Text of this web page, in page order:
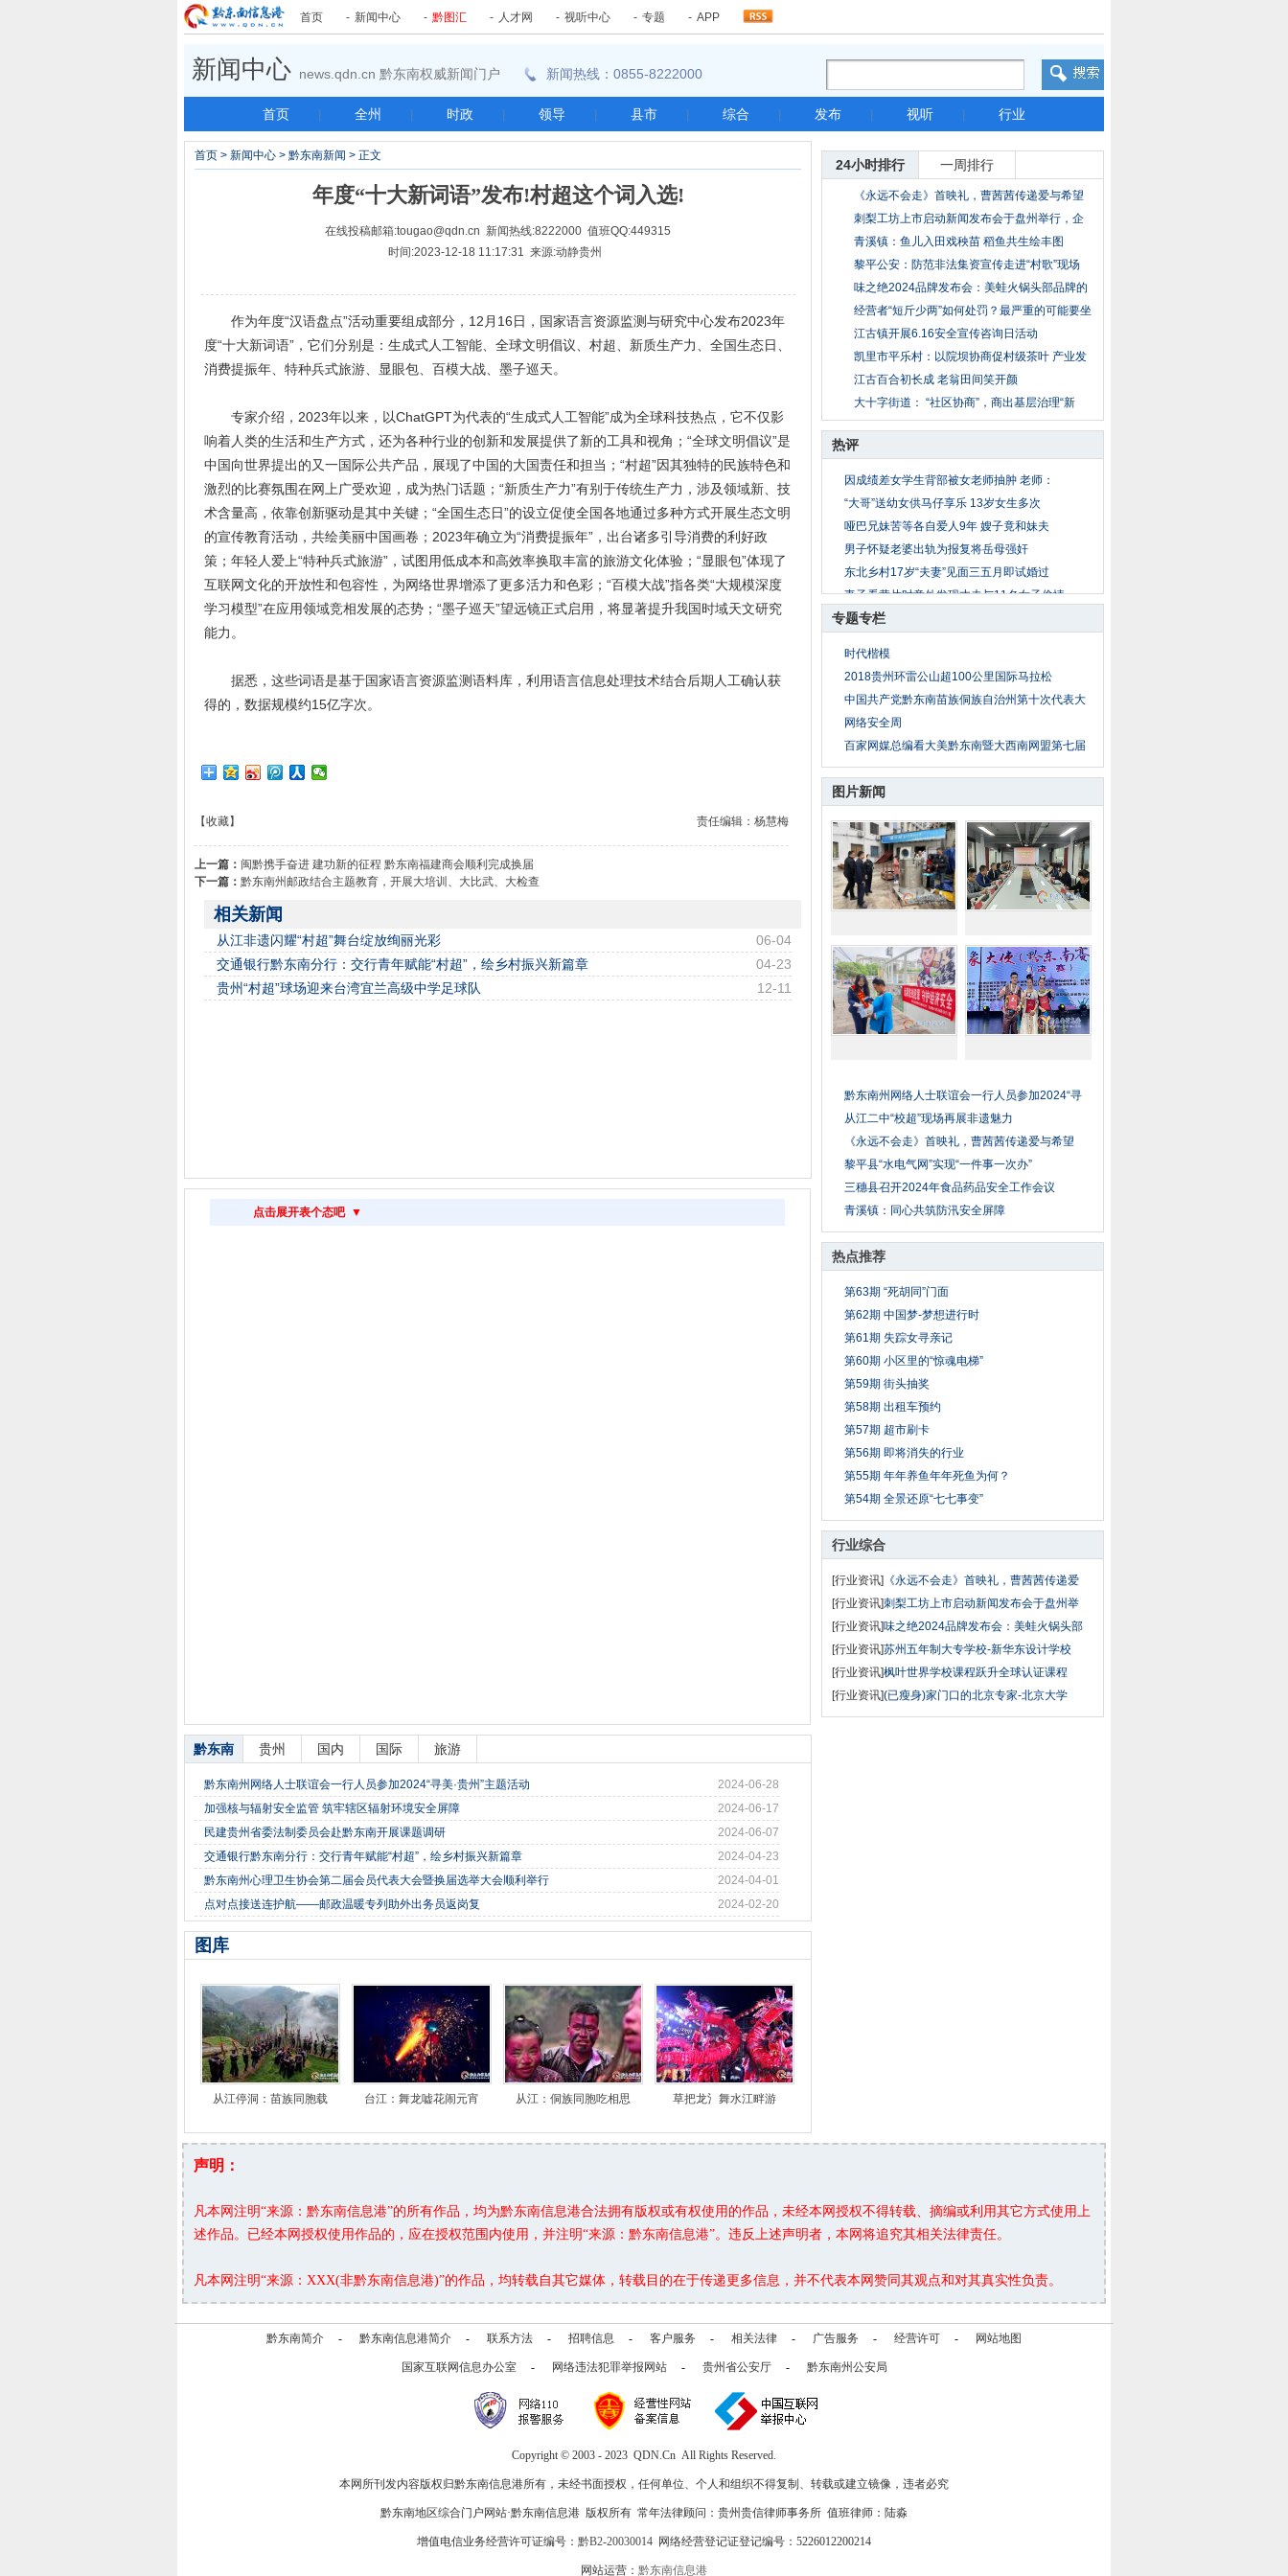
首页 - 新闻中心 - 黔图汇 - 人才网 - 视听中心 - 专题 - APP
新闻中心 news.qdn.cn 黔东南权威新闻门户 新闻热线：0855-8222000
首页 | 全州 | 时政 | 领导 | 县市 | 综合 | 发布 | 视听 | 行业
24小时排行 一周排行
《永远不会走》首映礼，曹茜茜传递爱与希望
刺梨工坊上市启动新闻发布会于盘州举行，企
业计
青溪镇：鱼儿入田戏秧苗 稻鱼共生绘丰图
黎平公安：防范非法集资宣传走进“村歌”现场
味之绝2024品牌发布会：美蛙火锅头部品牌的
破局
经营者“短斤少两”如何处罚？最严重的可能要坐
江古镇开展6.16安全宣传咨询日活动
凯里市平乐村：以院坝协商促村级茶叶 产业发
展
江古百合初长成 老翁田间笑开颜
大十字街道： “社区协商”，商出基层治理“新
热评
因成绩差女学生背部被女老师抽肿 老师：
“大哥”送幼女供马仔享乐 13岁女生多次
哑巴兄妹苦等各自爱人9年 嫂子竟和妹夫
男子怀疑老婆出轨为报复将岳母强奸
东北乡村17岁“夫妻”见面三五月即试婚过
妻子看黄片时意外发现丈夫与11名女子偷情
8岁女童放暑假到外地找父母 被爷爷两次
专题专栏
时代楷模
2018贵州环雷公山超100公里国际马拉松
中国共产党黔东南苗族侗族自治州第十次代表大
网络安全周
百家网媒总编看大美黔东南暨大西南网盟第七届
图片新闻
黔东南州网络人士联谊会一行人员参加2024“寻
从江二中“校超”现场再展非遗魅力
《永远不会走》首映礼，曹茜茜传递爱与希望
黎平县“水电气网”实现“一件事一次办”
三穗县召开2024年食品药品安全工作会议
青溪镇：同心共筑防汛安全屏障
热点推荐
第63期 “死胡同”门面
第62期 中国梦-梦想进行时
第61期 失踪女寻亲记
第60期 小区里的“惊魂电梯”
第59期 街头抽奖
第58期 出租车预约
第57期 超市刷卡
第56期 即将消失的行业
第55期 年年养鱼年年死鱼为何？
第54期 全景还原“七七事变”
行业综合
[行业资讯] 《永远不会走》首映礼，曹茜茜传递爱
[行业资讯]刺梨工坊上市启动新闻发布会于盘州举
[行业资讯]味之绝2024品牌发布会：美蛙火锅头部
[行业资讯]苏州五年制大专学校-新华东设计学校
[行业资讯]枫叶世界学校课程跃升全球认证课程
[行业资讯](已瘦身)家门口的北京专家-北京大学
首页 > 新闻中心 > 黔东南新闻 > 正文
年度“十大新词语”发布!村超这个词入选!
在线投稿邮箱:tougao@qdn.cn 新闻热线:8222000 值班QQ:449315
时间:2023-12-18 11:17:31 来源:动静贵州
作为年度“汉语盘点”活动重要组成部分，12月16日，国家语言资源监测与研究中心发布2023年
度“十大新词语”，它们分别是：生成式人工智能、全球文明倡议、村超、新质生产力、全国生态日、
消费提振年、特种兵式旅游、显眼包、百模大战、墨子巡天。
专家介绍，2023年以来，以ChatGPT为代表的“生成式人工智能”成为全球科技热点，它不仅影
响着人类的生活和生产方式，还为各种行业的创新和发展提供了新的工具和视角；“全球文明倡议”是
中国向世界提出的又一国际公共产品，展现了中国的大国责任和担当；“村超”因其独特的民族特色和
激烈的比赛氛围在网上广受欢迎，成为热门话题；“新质生产力”有别于传统生产力，涉及领域新、技
术含量高，依靠创新驱动是其中关键；“全国生态日”的设立促使全国各地通过多种方式开展生态文明
的宣传教育活动，共绘美丽中国画卷；2023年确立为“消费提振年”，出台诸多引导消费的利好政
策；年轻人爱上“特种兵式旅游”，试图用低成本和高效率换取丰富的旅游文化体验；“显眼包”体现了
互联网文化的开放性和包容性，为网络世界增添了更多活力和色彩；“百模大战”指各类“大规模深度
学习模型”在应用领域竞相发展的态势；“墨子巡天”望远镜正式启用，将显著提升我国时域天文研究
能力。
据悉，这些词语是基于国家语言资源监测语料库，利用语言信息处理技术结合后期人工确认获
得的，数据规模约15亿字次。
责任编辑：杨慧梅
【收藏】
上一篇： 闽黔携手奋进 建功新的征程 黔东南福建商会顺利完成换届
下一篇： 黔东南州邮政结合主题教育，开展大培训、大比武、大检查
相关新闻
06-04
从江非遗闪耀“村超”舞台绽放绚丽光彩
04-23
交通银行黔东南分行：交行青年赋能“村超”，绘乡村振兴新篇章
12-11
贵州“村超”球场迎来台湾宜兰高级中学足球队
点击展开表个态吧 ▼
黔东南 贵州 国内 国际 旅游
2024-06-28
黔东南州网络人士联谊会一行人员参加2024“寻美·贵州”主题活动
2024-06-17
加强核与辐射安全监管 筑牢辖区辐射环境安全屏障
2024-06-07
民建贵州省委法制委员会赴黔东南开展课题调研
2024-04-23
交通银行黔东南分行：交行青年赋能“村超”，绘乡村振兴新篇章
2024-04-01
黔东南州心理卫生协会第二届会员代表大会暨换届选举大会顺利举行
2024-02-20
点对点接送连护航——邮政温暖专列助外出务员返岗复
图库
从江停洞：苗族同胞载 台江：舞龙嘘花闹元宵 从江：侗族同胞吃相思 草把龙氵舞水江畔游
声明：
凡本网注明“来源：黔东南信息港”的所有作品，均为黔东南信息港合法拥有版权或有权使用的作品，未经本网授权不得转载、摘编或利用其它方式使用上
述作品。已经本网授权使用作品的，应在授权范围内使用，并注明“来源：黔东南信息港”。违反上述声明者，本网将追究其相关法律责任。
凡本网注明“来源：XXX(非黔东南信息港)”的作品，均转载自其它媒体，转载目的在于传递更多信息，并不代表本网赞同其观点和对其真实性负责。
黔东南简介 - 黔东南信息港简介 - 联系方法 - 招聘信息 - 客户服务 - 相关法律 - 广告服务 - 经营许可 - 网站地图
国家互联网信息办公室 - 网络违法犯罪举报网站 - 贵州省公安厅 - 黔东南州公安局
Copyright © 2003 - 2023 QDN.Cn All Rights Reserved.
本网所刊发内容版权归黔东南信息港所有，未经书面授权，任何单位、个人和组织不得复制、转载或建立镜像，违者必究
黔东南地区综合门户网站·黔东南信息港 版权所有 常年法律顾问：贵州贵信律师事务所 值班律师：陆淼
增值电信业务经营许可证编号： 黔B2-20030014 网络经营登记证登记编号：5226012200214
网站运营： 黔东南信息港